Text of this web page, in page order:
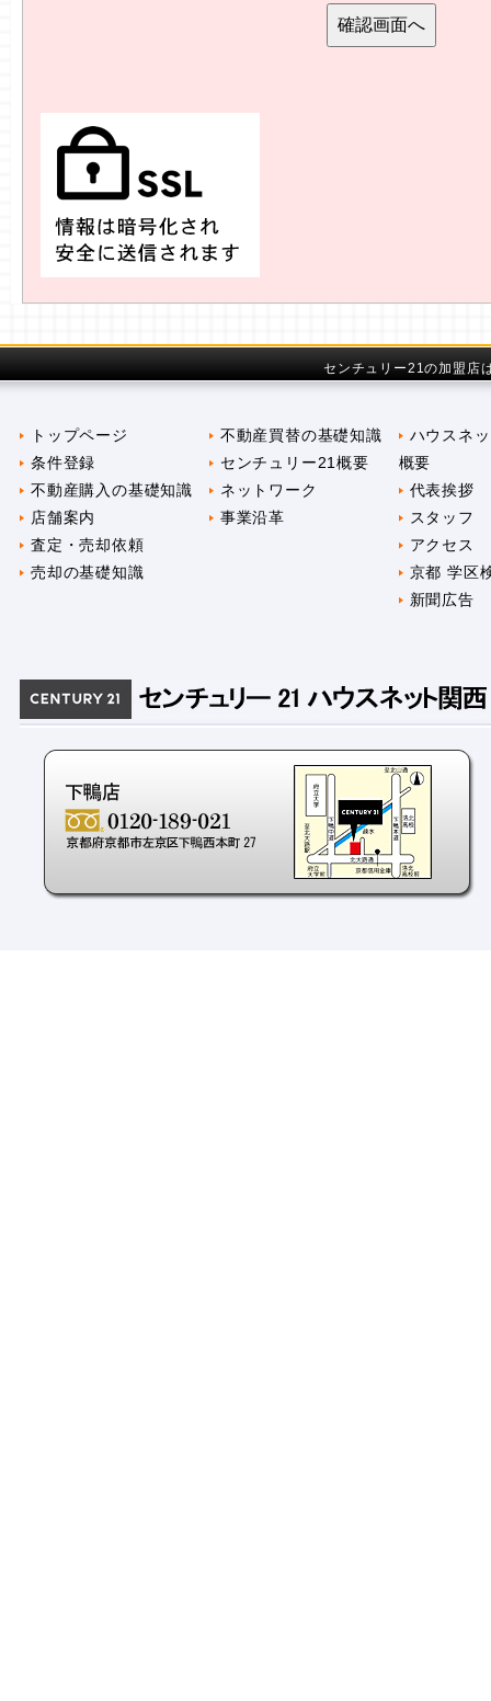
センチュリー21の加盟店
トップページ
条件登録
不動産購入の基礎知識
店舗案内
査定・売却依頼
売却の基礎知識
不動産買替の基礎知識
センチュリー21概要
ネットワーク
事業沿革
ハウスネ
概要
代表挨拶
スタッフ
アクセス
京都 学区
新聞広告